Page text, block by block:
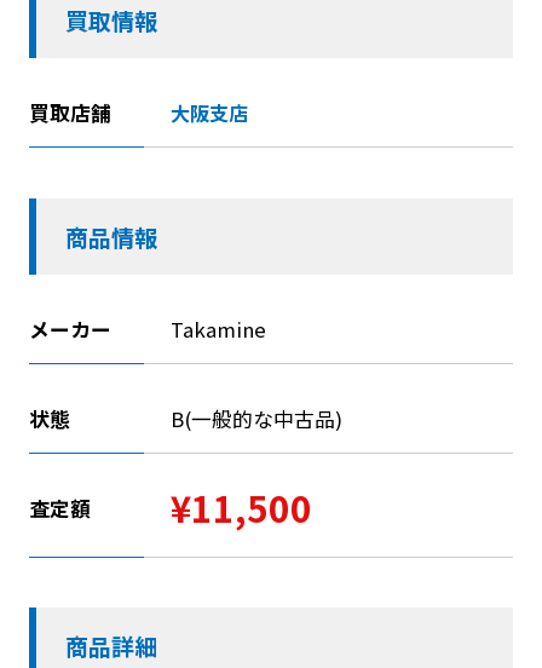
買取情報
買取店舗 大阪支店
商品情報
メーカー Takamine
状態 B(一般的な中古品)
査定額 ¥11,500
商品詳細